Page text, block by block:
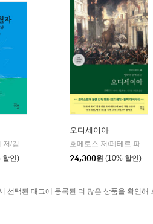
프리드리히 니체 저/김철 편역
할인)
오디세이아
호메로스 저/페테르 파울 루벤스 그림/박문재 역
24,300원 (10% 할인)
선택된 태그에 등록된 더 많은 상품을 확인해